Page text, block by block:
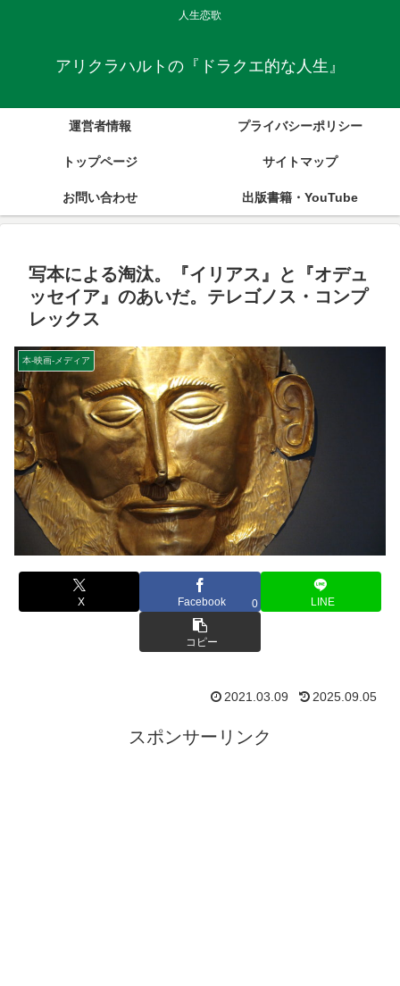
人生恋歌
アリクラハルトの『ドラクエ的な人生』
運営者情報 プライバシーポリシー
トップページ サイトマップ
お問い合わせ 出版書籍・YouTube
写本による淘汰。『イリアス』と『オデュ
ッセイア』のあいだ。テレゴノス・コンプ
レックス
本-映画-メディア
X Facebook 0 LINE
コピー
2021.03.09 2025.09.05
スポンサーリンク